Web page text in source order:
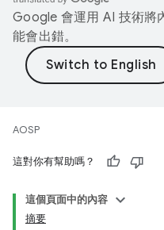
Google 會運用 AI 技術將
能會出錯。
AOSP
這對你有幫助嗎？
這個頁面中的內容
摘要